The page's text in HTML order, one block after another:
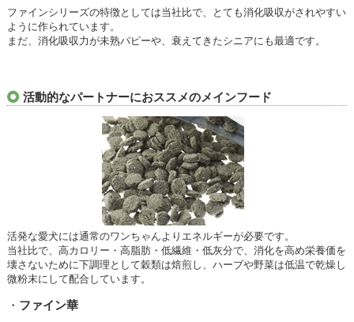
ファインシリーズの特徴としては当社比で、とても消化吸収がされやすい
ように作られています。
まだ、消化吸収力が未熟パピーや、衰えてきたシニアにも最適です。
活動的なパートナーにおススメのメインフード
活発な愛犬には通常のワンちゃんよりエネルギーが必要です。
当社比で、高カロリー・高脂肪・低繊維・低灰分で、消化を高め栄養価を
壊さないために下調理として穀類は焙煎し、ハーブや野菜は低温で乾燥し
微粉末にして配合しています。
・ ファイン華